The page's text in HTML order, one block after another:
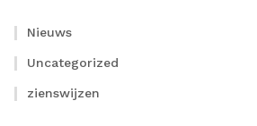
Nieuws
Uncategorized
zienswijzen